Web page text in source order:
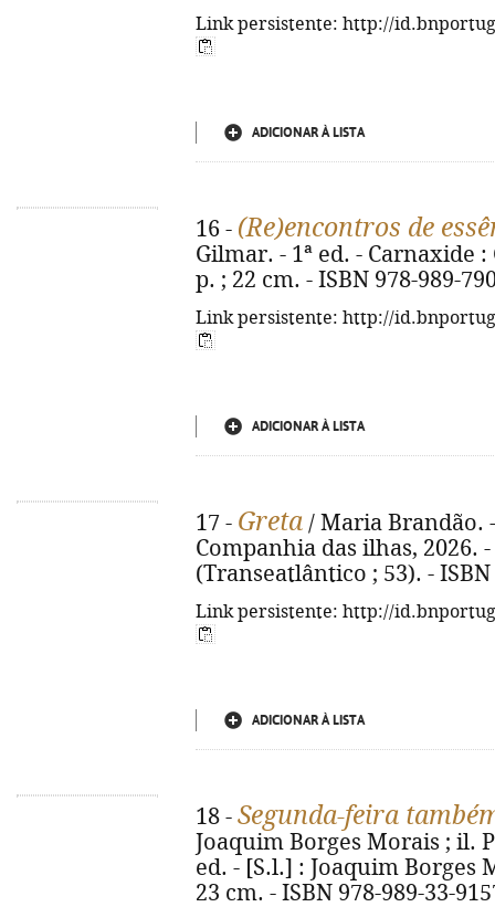
Link persistente: http://
ADICIONAR À LISTA
16 - (Re)encontros de
Gilmar. - 1ª ed. - Carnaxide
p. ; 22 cm. - ISBN 978-989-
Link persistente: http://
ADICIONAR À LISTA
17 - Greta / Maria Brandão.
Companhia das ilhas, 2026.
(Transeatlântico ; 53). - ISBN
Link persistente: http://
ADICIONAR À LISTA
18 - Segunda-feira
Joaquim Borges Morais ; il.
ed. - [S.l.] : Joaquim Borges
23 cm. - ISBN 978-989-33-